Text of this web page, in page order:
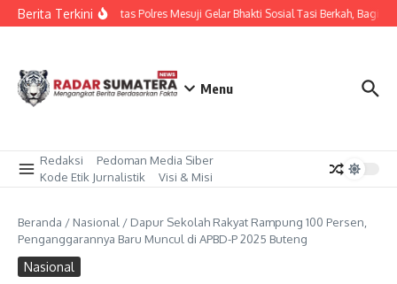
Lewati ke konten
Berita TerkiniSat Lantas Polres Mesuji Gelar Bhakti Sosial Tasi Berkah,
Menu
Redaksi
Pedoman Media Siber
Kode Etik Jurnalistik
Visi & Misi
Beranda / Nasional / Dapur Sekolah Rakyat Rampung 100 Persen,
Penganggarannya Baru Muncul di APBD-P 2025 Buteng
Nasional